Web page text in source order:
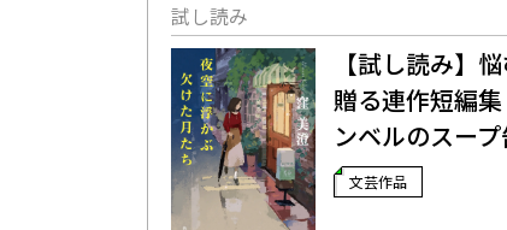
試し読み
【試し読み】
贈る連作短編
ンベルのスー
文芸作品